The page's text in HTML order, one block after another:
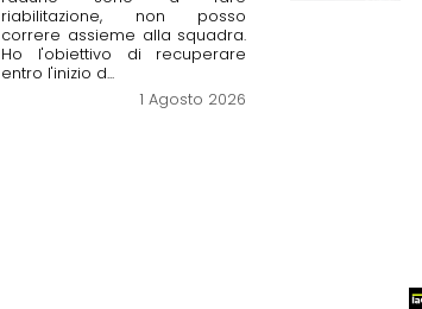
riabilitazione, non posso
correre assieme alla squadra.
Ho l'obiettivo di recuperare
entro l'inizio d...
1 Agosto 2026